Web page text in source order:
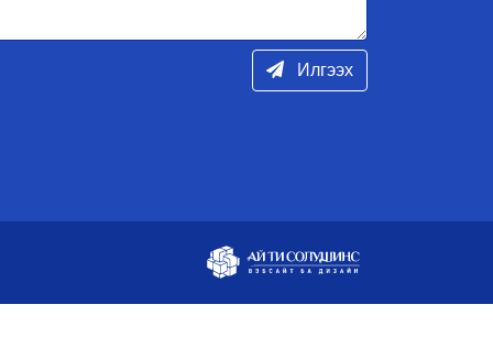
Илгээх